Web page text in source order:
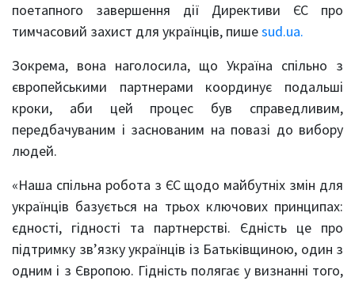
поетапного завершення дії Директиви ЄС про
тимчасовий захист для українців, пишеsud.ua.
Зокрема, вона наголосила, що Україна спільно з
європейськими партнерами координує подальші
кроки, аби цей процес був справедливим,
передбачуваним і заснованим на повазі до вибору
людей.
«Наша спільна робота з ЄС щодо майбутніх змін для
українців базується на трьох ключових принципах:
єдності, гідності та партнерстві. Єдність це про
підтримку зв’язку українців із Батьківщиною, один з
одним і з Європою. Гідність полягає у визнанні того,